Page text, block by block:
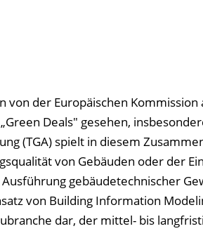
von der Europäischen
Deals" gesehen,
(TGA) spielt in diesem
von Gebäuden oder der
gebäudetechnischer
von Building Information
dar, der mittel- bis